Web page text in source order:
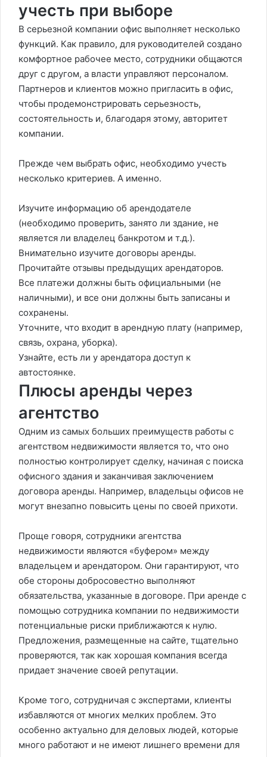
учесть при выборе
В серьезной компании офис выполняет несколько
функций. Как правило, для руководителей создано
комфортное рабочее место, сотрудники общаются
друг с другом, а власти управляют персоналом.
Партнеров и клиентов можно пригласить в офис,
чтобы продемонстрировать серьезность,
состоятельность и, благодаря этому, авторитет
компании.
Прежде чем выбрать офис, необходимо учесть
несколько критериев. А именно.
Изучите информацию об арендодателе
(необходимо проверить, занято ли здание, не
является ли владелец банкротом и т.д.).
Внимательно изучите договоры аренды.
Прочитайте отзывы предыдущих арендаторов.
Все платежи должны быть официальными (не
наличными), и все они должны быть записаны и
сохранены.
Уточните, что входит в арендную плату (например,
связь, охрана, уборка).
Узнайте, есть ли у арендатора доступ к
автостоянке.
Плюсы аренды через
агентство
Одним из самых больших преимуществ работы с
агентством недвижимости является то, что оно
полностью контролирует сделку, начиная с поиска
офисного здания и заканчивая заключением
договора аренды. Например, владельцы офисов не
могут внезапно повысить цены по своей прихоти.
Проще говоря, сотрудники агентства
недвижимости являются «буфером» между
владельцем и арендатором. Они гарантируют, что
обе стороны добросовестно выполняют
обязательства, указанные в договоре. При аренде с
помощью сотрудника компании по недвижимости
потенциальные риски приближаются к нулю.
Предложения, размещенные на сайте, тщательно
проверяются, так как хорошая компания всегда
придает значение своей репутации.
Кроме того, сотрудничая с экспертами, клиенты
избавляются от многих мелких проблем. Это
особенно актуально для деловых людей, которые
много работают и не имеют лишнего времени для